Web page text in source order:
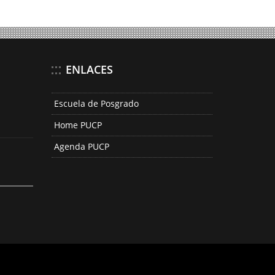
ENLACES
Escuela de Posgrado
Home PUCP
Agenda PUCP